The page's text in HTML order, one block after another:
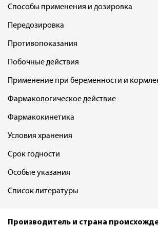
Способы применения и дозировка
Передозировка
Противопоказания
Побочные действия
Применение при беременности и
Фармакологическое действие
Фармакокинетика
Условия хранения
Срок годности
Особые указания
Список литературы
Производитель и страна